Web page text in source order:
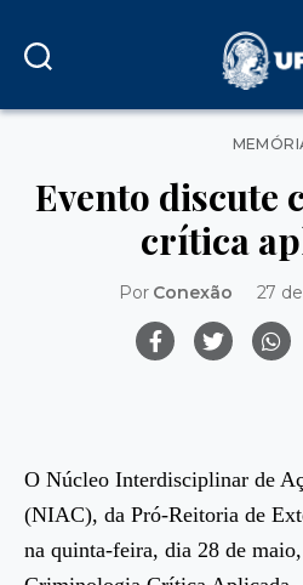
Evento
crítica
Por Conexão 27
O Núcleo Interdisciplinar de
(NIAC), da Pró-Reitoria de
na quinta-feira, dia 28 de